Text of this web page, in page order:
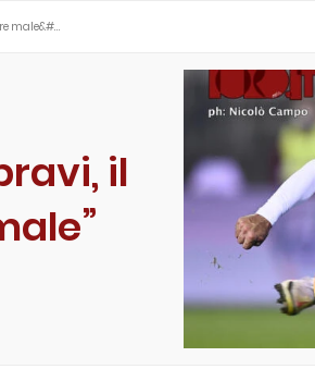
male&#…
il